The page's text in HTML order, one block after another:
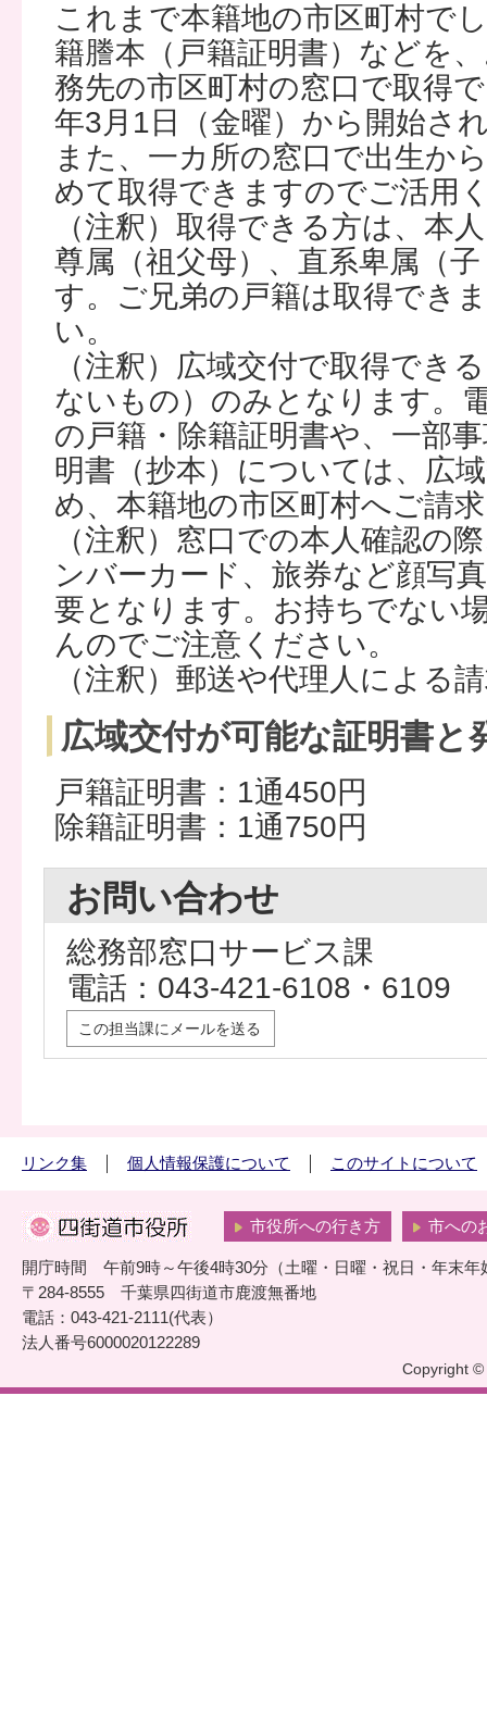
これまで本籍地の市区町村で
籍謄本（戸籍証明書）などを
務先の市区町村の窓口で取得
年3月1日（金曜）から開始さ
また、一カ所の窓口で出生か
めて取得できますのでご活用
（注釈）取得できる方は、本
尊属（祖父母）、直系卑属（
す。ご兄弟の戸籍は取得でき
い。
（注釈）広域交付で取得でき
ないもの）のみとなります。
の戸籍・除籍証明書や、一部
明書（抄本）については、広
め、本籍地の市区町村へご請
（注釈）窓口での本人確認の
ンバーカード、旅券など顔写
要となります。お持ちでない
んのでご注意ください。
（注釈）郵送や代理人による
広域交付が可能な証明書と
戸籍証明書：1通450円
除籍証明書：1通750円
お問い合わせ
総務部窓口サービス課
電話：043-421-6108・6109
この担当課にメールを送る
リンク集 個人情報保護について このサイトについて
市役所への行き方 市への
開庁時間 午前9時～午後4時30分（土曜・日曜・祝日・年末年
〒284-8555 千葉県四街道市鹿渡無番地
電話：043-421-2111(代表）
法人番号6000020122289
Copyright ©